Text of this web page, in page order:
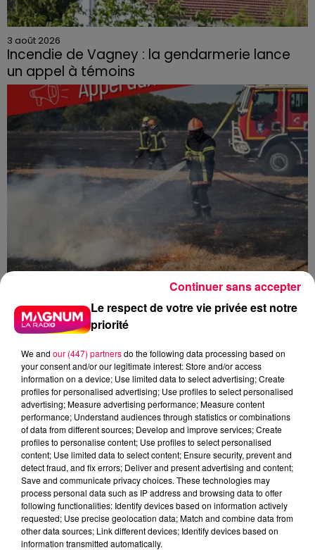
3 août 2026
Incendie de Vagney : la gendarmerie lance
un appel à témoins
Le feu, parti d'une haie avant de se propager au
quartier résidentiel, avait détruit deux habitations et
contraint à l'évacuation d'une centaine de personnes.
31 juillet 2026
Les Vosges renforcent leur réseau
d'agriculteurs volontaires pour...
Face à la sécheresse et aux risques de départs de feu,
la Chambre d'agriculture des Vosges a lancé un appel
aux agriculteurs volontaires pour venir en aide...
Le respect de votre vie privée est notre
priorité
We and our (447) partnersdo the following data processing based on
your consent and/or our legitimate interest: Store and/or access
information on a device; Use limited data to select advertising; Create
profiles for personalised advertising; Use profiles to select personalised
advertising; Measure advertising performance; Measure content
performance; Understand audiences through statistics or combinations
of data from different sources; Develop and improve services; Create
profiles to personalise content; Use profiles to select personalised
content; Use limited data to select content; Ensure security, prevent and
detect fraud, and fix errors; Deliver and present advertising and content;
Save and communicate privacy choices. These technologies may
process personal data such as IP address and browsing data to offer
following functionalities: Identify devices based on information actively
requested; Use precise geolocation data; Match and combine data from
other data sources; Link different devices; Identify devices based on
information transmitted automatically.
Continuer sans accepter